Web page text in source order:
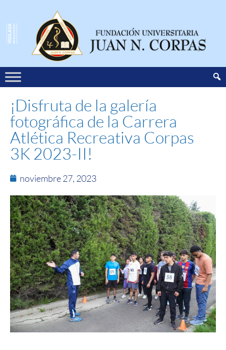
¡Disfruta de la galería
fotográfica de la Carrera
Atlética Recreativa Corpas
3K 2023-II!
noviembre 27, 2023